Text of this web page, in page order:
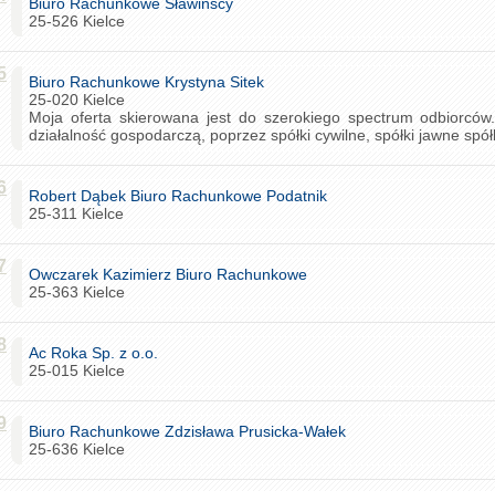
25-526 Kielce
Biuro Rachunkowe Krystyna Sitek
25-020 Kielce
Moja oferta skierowana jest do szerokiego spectrum
działalność gospodarczą, poprzez spółki cywilne, spółki jawne
Robert Dąbek Biuro Rachunkowe Podatnik
25-311 Kielce
Owczarek Kazimierz Biuro Rachunkowe
25-363 Kielce
Ac Roka Sp. z o.o.
25-015 Kielce
Biuro Rachunkowe Zdzisława Prusicka-Wałek
25-636 Kielce